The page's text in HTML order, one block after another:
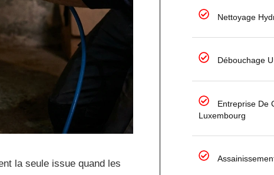
la seule issue quand les
Nettoyage
Débouchage
Entreprise De
Luxembourg